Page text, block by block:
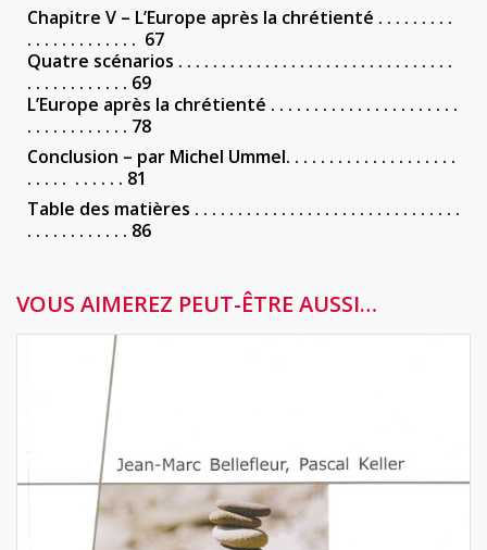
Chapitre V – L’Europe après la chrétienté . . . . . . . . .
. . . . . . . . . . . . . 67
Quatre scénarios . . . . . . . . . . . . . . . . . . . . . . . . . . . . . . . .
. . . . . . . . . . . . 69
L’Europe après la chrétienté . . . . . . . . . . . . . . . . . . . . . .
. . . . . . . . . . . . 78
Conclusion – par Michel Ummel. . . . . . . . . . . . . . . . . . . .
. . . . . . . . . . . 81
Table des matières . . . . . . . . . . . . . . . . . . . . . . . . . . . . . . .
. . . . . . . . . . . . 86
VOUS AIMEREZ PEUT-ÊTRE AUSSI…